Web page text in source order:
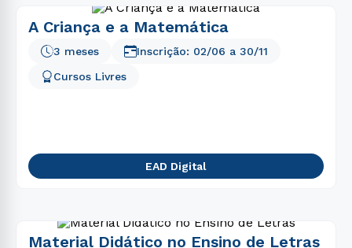
A Criança e a Matemática
3 meses
Cursos Livres
Inscrição: 02/06 a 30/11
EAD Digital
Material Didático no Ensino de Letras